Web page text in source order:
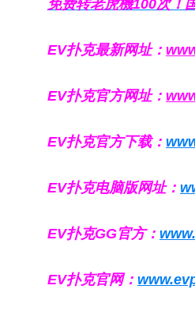
免费转老虎機100次！
EV扑克最新网址：
EV扑克官方网址：
EV扑克官方下载：
EV扑克电脑版网址：
EV扑克GG官方：
EV扑克官网：